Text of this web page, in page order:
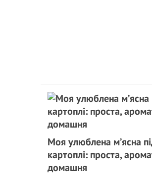
Моя улюблена м’ясна
картоплі: проста,
домашня